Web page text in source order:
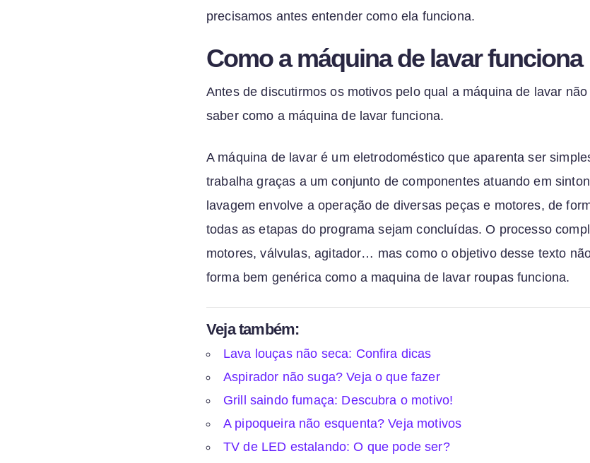
precisamos antes entender como ela funciona.
Como a máquina de lavar funciona
Antes de discutirmos os motivos pelo qual a máquina de lavar
saber como a máquina de lavar funciona.
A máquina de lavar é um eletrodoméstico que aparenta ser
trabalha graças a um conjunto de componentes atuando em
lavagem envolve a operação de diversas peças e motores, de
todas as etapas do programa sejam concluídas. O processo
motores, válvulas, agitador… mas como o objetivo desse texto
forma bem genérica como a maquina de lavar roupas funciona.
Veja também:
Lava louças não seca: Confira dicas
Aspirador não suga? Veja o que fazer
Grill saindo fumaça: Descubra o motivo!
A pipoqueira não esquenta? Veja motivos
TV de LED estalando: O que pode ser?